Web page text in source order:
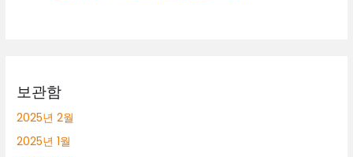
보관함
2025년 2월
2025년 1월